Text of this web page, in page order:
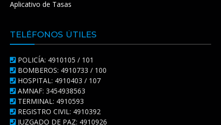
Aplicativo de Tasas
TELÉFONOS ÚTILES
POLICÍA: 4910105 / 101
BOMBEROS: 4910733 / 100
HOSPITAL: 4910403 / 107
AMNAF: 3454938563
TERMINAL: 4910593
REGISTRO CIVIL: 4910392
JUZGADO DE PAZ: 4910926